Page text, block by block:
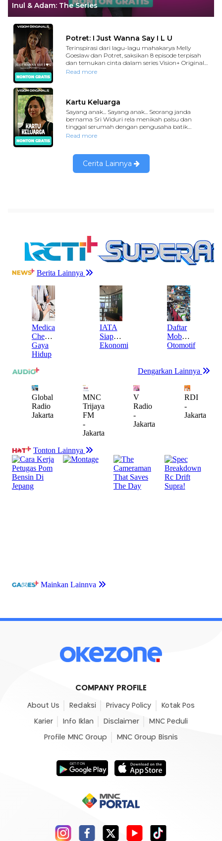
COMPANY PROFILE
About Us Redaksi Privacy Policy Kotak Pos
Karier Info Iklan Disclaimer MNC Peduli
Profile MNC Group MNC Group Bisnis